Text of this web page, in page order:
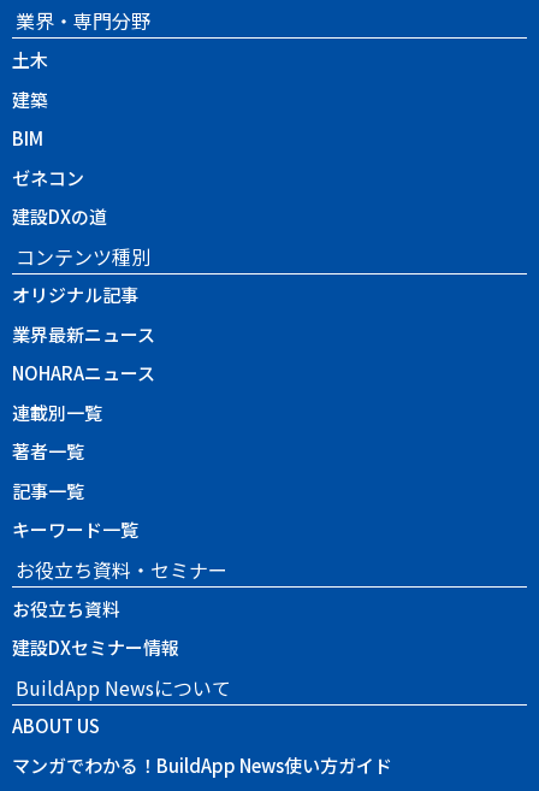
業界・専門分野
土木
建築
BIM
ゼネコン
建設DXの道
コンテンツ種別
オリジナル記事
業界最新ニュース
NOHARAニュース
連載別一覧
著者一覧
記事一覧
キーワード一覧
お役立ち資料・セミナー
お役立ち資料
建設DXセミナー情報
BuildApp Newsについて
ABOUT US
マンガでわかる！BuildApp News使い方ガイド